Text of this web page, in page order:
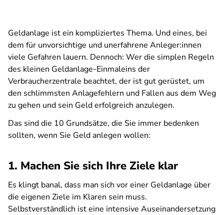
Geldanlage ist ein kompliziertes Thema. Und eines, bei
dem für unvorsichtige und unerfahrene Anleger:innen
viele Gefahren lauern. Dennoch: Wer die simplen Regeln
des kleinen Geldanlage-Einmaleins der
Verbraucherzentrale beachtet, der ist gut gerüstet, um
den schlimmsten Anlagefehlern und Fallen aus dem Weg
zu gehen und sein Geld erfolgreich anzulegen.
Das sind die 10 Grundsätze, die Sie immer bedenken
sollten, wenn Sie Geld anlegen wollen:
1. Machen Sie sich Ihre Ziele klar
Es klingt banal, dass man sich vor einer Geldanlage über
die eigenen Ziele im Klaren sein muss.
Selbstverständlich ist eine intensive Auseinandersetzung